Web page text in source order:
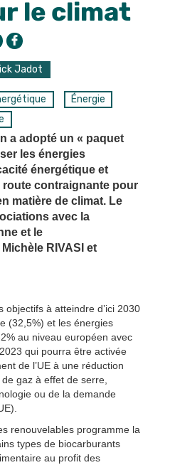
le climat
Jadot
Énergie
a adopté un « paquet
les énergies
énergétique et
route contraignante pour
matière de climat. Le
avec la
et le
RIVASI et
objectifs à atteindre d’ici 2030
(32,5%) et les énergies
au niveau européen avec
qui pourra être activée
de l’UE à une réduction
gaz à effet de serre,
ou de la demande
renouvelables programme la
types de biocarburants
au profit des